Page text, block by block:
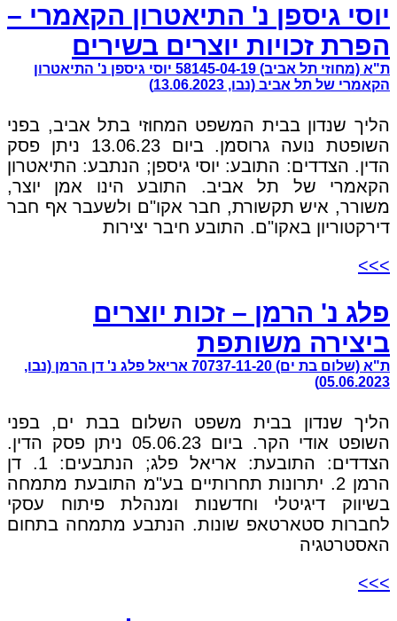
יוסי גיספן נ' התיאטרון הקאמרי –
הפרת זכויות יוצרים בשירים
ת"א (מחוזי תל אביב) 58145-04-19 יוסי גיספן נ' התיאטרון
הקאמרי של תל אביב (נבו, 13.06.2023)
הליך שנדון בבית המשפט המחוזי בתל אביב, בפני
השופטת נועה גרוסמן. ביום 13.06.23 ניתן פסק
הדין. הצדדים: התובע: יוסי גיספן; הנתבע: התיאטרון
הקאמרי של תל אביב. התובע הינו אמן יוצר,
משורר, איש תקשורת, חבר אקו"ם ולשעבר אף חבר
דירקטוריון באקו"ם. התובע חיבר יצירות
>>>
פלג נ' הרמן – זכות יוצרים
ביצירה משותפת
ת"א (שלום בת ים) 70737-11-20 אריאל פלג נ' דן הרמן (נבו,
05.06.2023)
הליך שנדון בבית משפט השלום בבת ים, בפני
השופט אודי הקר. ביום 05.06.23 ניתן פסק הדין.
הצדדים: התובעת: אריאל פלג; הנתבעים: 1. דן
הרמן 2. יתרונות תחרותיים בע"מ התובעת מתמחה
בשיווק דיגיטלי וחדשנות ומנהלת פיתוח עסקי
לחברות סטארטאפ שונות. הנתבע מתמחה בתחום
האסטרטגיה
>>>